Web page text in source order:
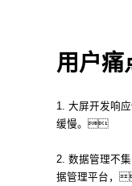
用户痛
1. 大屏开发响
缓慢。
2. 数据管理不
据管理平台，